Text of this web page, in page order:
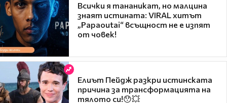
Всички я тананикат, но малцина
знаят истината: VIRAL хитът
„Papaoutai“ всъщност не е изпят
от човек!
Елиът Пейдж разкри истинската
причина за трансформацията на
тялото си!😯💥